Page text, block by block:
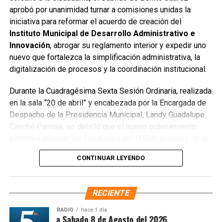
público utilizado como basurero clandestino, del cual se
han retirado aproximadamente 150 toneladas de
escombros, cacharros y desechos vegetales. Se estima
que el saneamiento concluirá en dos días.
Finalmente, las Unidades Verdes de SIRESOL Cancún
convertirse en punto de disposición ilegal de basura. El
Ayuntamiento exhortó a la ciudadanía a reportar estas
prácticas y sumarse al esfuerzo colectivo para mantener
un Cancún limpio y con prosperidad compartida.
Fuente: 5to Poder Agencia de Noticias
aprobó por unanimidad turnar a comisiones unidas la
iniciativa para reformar el acuerdo de creación del
Instituto Municipal de Desarrollo Administrativo e
Innovación, abrogar su reglamento interior y expedir uno
nuevo que fortalezca la simplificación administrativa, la
digitalización de procesos y la coordinación institucional.
Durante la Cuadragésima Sexta Sesión Ordinaria, realizada
en la sala “20 de abril” y encabezada por la Encargada de
Despacho de la Presidencia Municipal, Landy Guadalupe
Canché Pantoja, se detalló que el nuevo ordenamiento
Ley Nacional para Eliminar Trámites Burocráticos
mediante la instauración de la Autoridad Municipal de
Simplificación y Digitalización. Con ello, se busca agilizar
trámites, reducir cargas administrativas y mejorar la
CONTINUAR LEYENDO
RECIENTE
RADIO hace 1 día
Matutina Sabado 8 de Agosto del 2026